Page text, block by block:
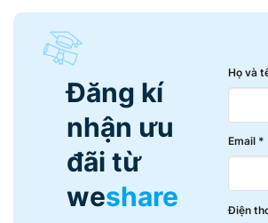
Đăng kí
nhận ưu
đãi từ
weshare
Họ và
Email *
Điện